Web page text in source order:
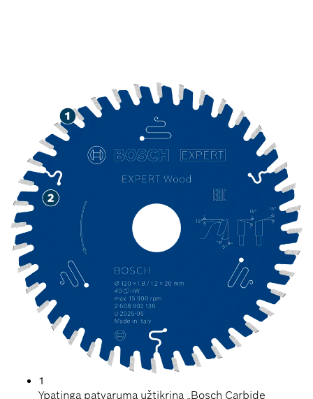
1
Ypatingą patvarumą užtikrina „Bosch Carbide